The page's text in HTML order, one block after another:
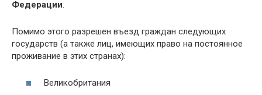
Федерации.
Помимо этого разрешен въезд граждан следующих
государств (а также лиц, имеющих право на постоянное
проживание в этих странах):
Великобритания